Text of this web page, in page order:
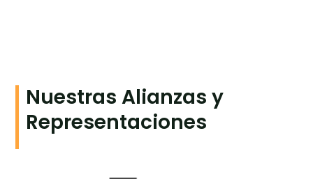
Nuestras Alianzas y
Representaciones